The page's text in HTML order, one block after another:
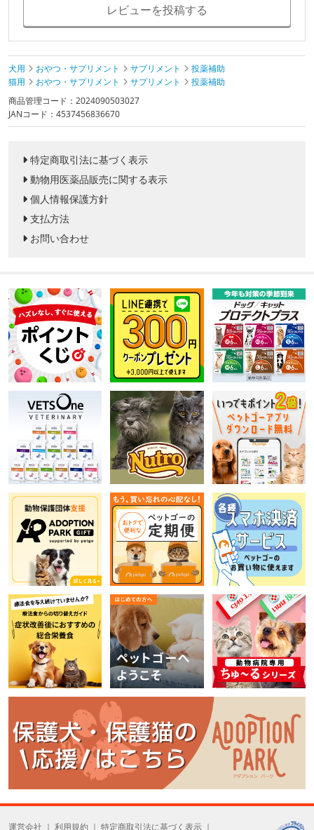
レビューを投稿する
犬用 おやつ・サプリメント サプリメント
投薬補助
猫用
おやつ・サプリメント サプリメント
投薬補助
商品管理コード：2024090503027
JANコード：4537456836670
特定商取引法に基づく表示
動物用医薬品販売に関する表示
個人情報保護方針
支払方法
お問い合わせ
運営会社 利用規約 特定商取引法に基づく表示